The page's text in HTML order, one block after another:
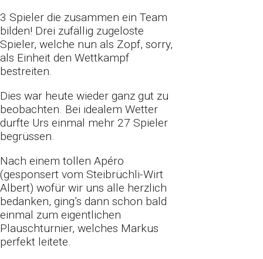
3 Spieler die zusammen ein Team
bilden! Drei zufällig zugeloste
Spieler, welche nun als Zopf, sorry,
als Einheit den Wettkampf
bestreiten.
Dies war heute wieder ganz gut zu
beobachten. Bei idealem Wetter
durfte Urs einmal mehr 27 Spieler
begrüssen.
Nach einem tollen Apéro
(gesponsert vom Steibrüchli-Wirt
Albert) wofür wir uns alle herzlich
bedanken, ging’s dann schon bald
einmal zum eigentlichen
Plauschturnier, welches Markus
perfekt leitete.